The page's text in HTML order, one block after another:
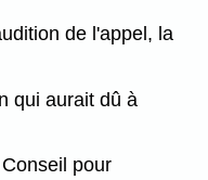
de l'appel, la
qui aurait dû à
pour